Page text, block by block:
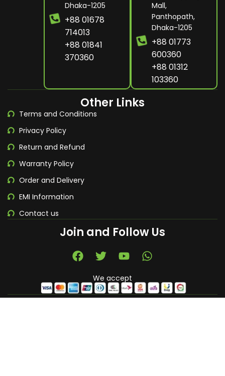
Dhaka-1205
+88 01678
714013
+88 01841
370360
Mall,
Panthopath,
Dhaka-1205
+88 01773
600360
+88 01312
103360
Other Links
Terms and Conditions
Privacy Policy
Return and Refund
Warranty Policy
Order and Delivery
EMI Information
Contact us
Join and Follow Us
We accept